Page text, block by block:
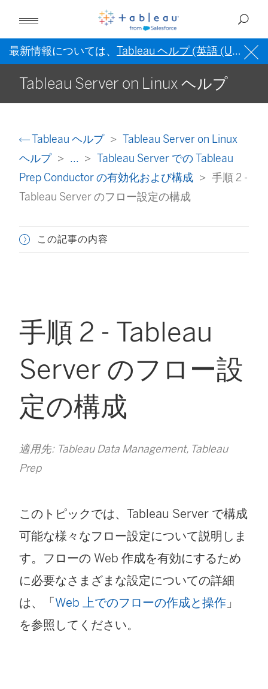
最新情報については、 Tableau ヘルプ (英語 (US)) を
Tableau Server on Linux ヘルプ
Tableau ヘルプ
Tableau Server on Linux
ヘルプ
...
Tableau Server での Tableau
Prep Conductor の有効化および構成
手順 2 -
Tableau Server のフロー設定の構成
この記事の内容
手順 2 - Tableau
Server のフロー設
定の構成
適用先: Tableau Data Management, Tableau
Prep
このトピックでは、Tableau Server で構成
可能な様々なフロー設定について説明しま
す。フローの Web 作成を有効にするため
に必要なさまざまな設定についての詳細
は、「Web 上でのフローの作成と操作 」
を参照してください。